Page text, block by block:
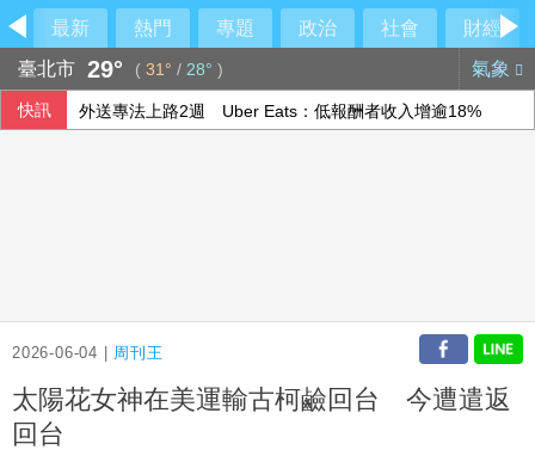
最新 熱門 專題 政治 社會
財經
臺北市 29° ( 31° / 28° ) 氣象
快訊 外送專法上路2週 Uber Eats：低報酬者收入增逾18%
2026-06-04 | 周刊王
太陽花女神在美運輸古柯鹼回台 今遭遣返
回台